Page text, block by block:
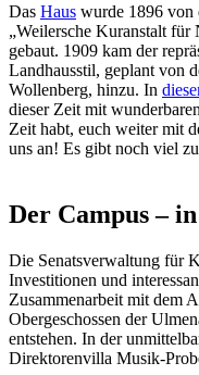
Das Haus wurde 1896 von
„Weilersche Kuranstalt
gebaut. 1909 kam der
Landhausstil, geplant von
Wollenberg, hinzu. In
dieser Zeit mit
Zeit habt, euch weiter mit
uns an! Es gibt noch viel
Der Campus –
Die Senatsverwaltung für
Investitionen und
Zusammenarbeit mit dem
Obergeschossen der
entstehen. In der
Direktorenvilla Musik-